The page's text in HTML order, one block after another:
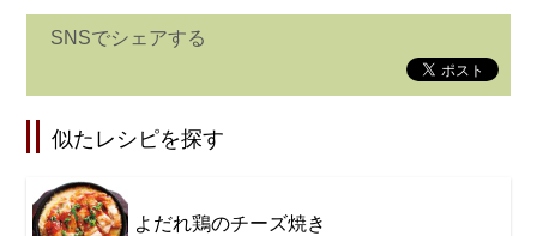
SNSでシェアする
似たレシピを探す
よだれ鶏のチーズ焼き